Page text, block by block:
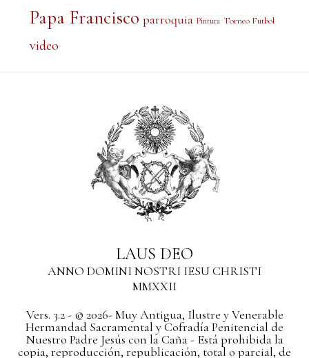
Papa Francisco parroquia Pintura Torneo Futbol
video
LAUS DEO
ANNO DOMINI NOSTRI IESU CHRISTI
MMXXII
Vers. 3.2 - © 2026- Muy Antigua, Ilustre y Venerable
Hermandad Sacramental y Cofradía Penitencial de
Nuestro Padre Jesús con la Caña - Está prohibida la
copia, reproducción, republicación, total o parcial, de